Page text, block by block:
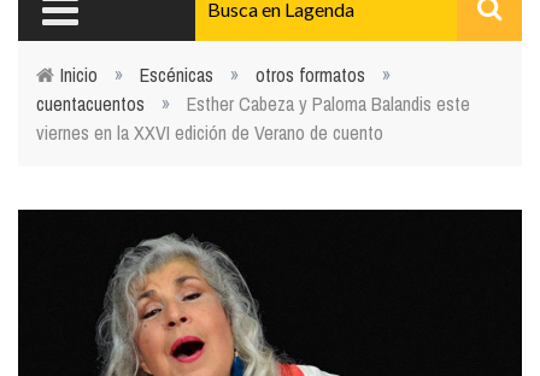
Usted está aquí
Inicio » Escénicas » otros formatos
»
cuentacuentos
»
Esther Cabeza y Paloma Balandis este
viernes en la XXVI edición de Verano de cuento